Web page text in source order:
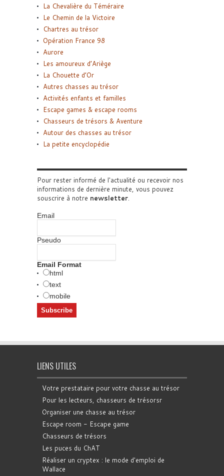
La Chevalière du Téméraire
Le Chemin de la Victoire
Chartres au trésor
Opération France 98
Aurore
Les amoureux d’Ariège
La Chouette d’Or
Autres chasses au trésor
Activités enfants et familles
Escape games & escape rooms
Chasseurs de trésors & Aventure
Autour des chasses au trésor
La petite encyclopédie
Pour rester informé de l'actualité ou recevoir nos
informations de dernière minute, vous pouvez
souscrire à notre newsletter.
Email
Pseudo
Email Format
html
text
mobile
LIENS UTILES
Votre prestataire pour votre chasse au trésor
Pour les lecteurs, chasseurs de trésorsr
Organiser une chasse au trésor
Escape room - Escape game
Chasseurs de trésors
Les puces du ChAT
Réaliser un cryptex : le mode d'emploi de
Wallace